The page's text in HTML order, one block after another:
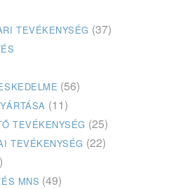
TEVÉKENYSÉG (37)
(56)
(11)
TEVÉKENYSÉG (25)
TEVÉKENYSÉG (22)
MNS (49)